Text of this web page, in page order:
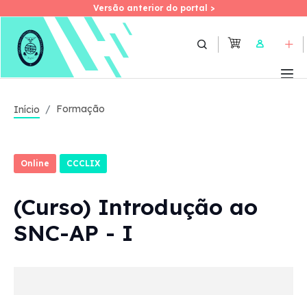
Skip
Versão anterior do portal >
Versão anterior do portal >
User
Início Formação
Online CCCLIX
(Curso) Introdução ao
SNC-AP - I